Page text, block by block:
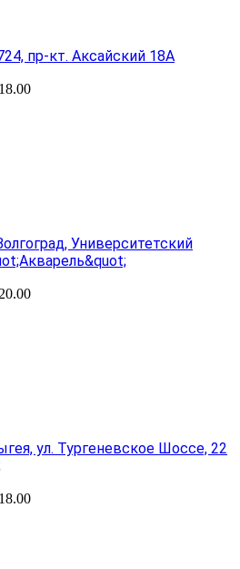
пр-кт. Аксайский 18А
Университетский
ул. Тургеневское Шоссе, 22